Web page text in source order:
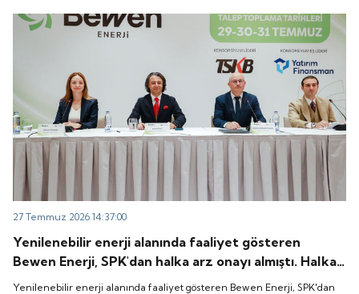
27 Temmuz 2026 14:37:00
Yenilenebilir enerji alanında faaliyet gösteren
Bewen Enerji, SPK'dan halka arz onayı almıştı. Halka
arz tarihi de belli oldu. İşte detaylar...
Yenilenebilir enerji alanında faaliyet gösteren Bewen Enerji, SPK'dan